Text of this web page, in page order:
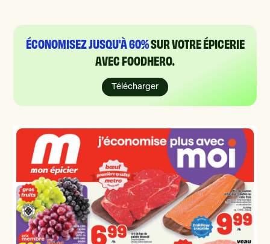
ÉCONOMISEZ JUSQU'À 60%SUR VOTRE ÉPICERIE
AVEC FOODHERO.
Télécharger